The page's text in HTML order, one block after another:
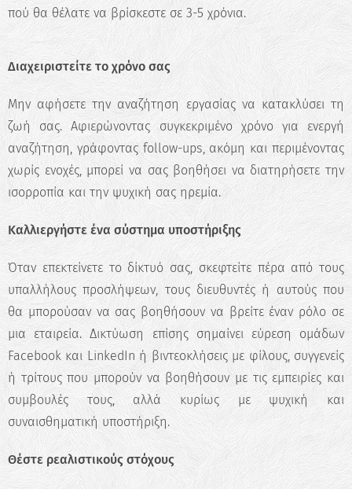
✖
Κάνε το Δωρεάν Τεστ
Επαγγελματικού
Προσανατολισμού!
Ανακάλυψε τις πραγματικές σου
δυνατότητες και σχεδίασε την ιδανική
πού θα θέλατε να βρίσκεστε σε 3-5 χρόνια.
Διαχειριστείτε το χρόνο σας
Μην αφήσετε την αναζήτηση εργασίας να κατακλύσει τη
ζωή σας. Αφιερώνοντας συγκεκριμένο χρόνο για ενεργή
αναζήτηση, γράφοντας follow-ups, ακόμη και περιμένοντας
χωρίς ενοχές, μπορεί να σας βοηθήσει να διατηρήσετε την
ισορροπία και την ψυχική σας ηρεμία.
Καλλιεργήστε ένα σύστημα υποστήριξης
Όταν επεκτείνετε το δίκτυό σας, σκεφτείτε πέρα ​​από τους
υπαλλήλους προσλήψεων, τους διευθυντές ή αυτούς που
θα μπορούσαν να σας βοηθήσουν να βρείτε έναν ρόλο σε
μια εταιρεία. Δικτύωση επίσης σημαίνει εύρεση ομάδων
Facebook και LinkedIn ή βιντεοκλήσεις με φίλους, συγγενείς
ή τρίτους που μπορούν να βοηθήσουν με τις εμπειρίες και
συμβουλές τους, αλλά κυρίως με ψυχική και
συναισθηματική υποστήριξη.
Θέστε ρεαλιστικούς στόχους